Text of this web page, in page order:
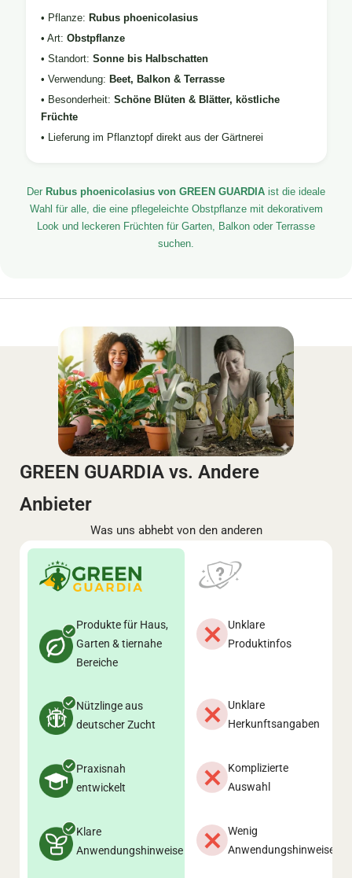
• Pflanze: Rubus phoenicolasius
• Art: Obstpflanze
• Standort: Sonne bis Halbschatten
• Verwendung: Beet, Balkon & Terrasse
• Besonderheit: Schöne Blüten & Blätter, köstliche
Früchte
• Lieferung im Pflanztopf direkt aus der Gärtnerei
Der Rubus phoenicolasius von GREEN GUARDIA ist die ideale
Wahl für alle, die eine pflegeleichte Obstpflanze mit dekorativem
Look und leckeren Früchten für Garten, Balkon oder Terrasse
suchen.
GREEN GUARDIA vs. Andere
Anbieter
Was uns abhebt von den anderen
Produkte für Haus,
Garten & tiernahe
Bereiche
Unklare
Produktinfos
Nützlinge aus
deutscher Zucht
Unklare
Herkunftsangaben
Praxisnah
entwickelt
Komplizierte
Auswahl
Klare
Anwendungshinweise
Wenig
Anwendungshinweise